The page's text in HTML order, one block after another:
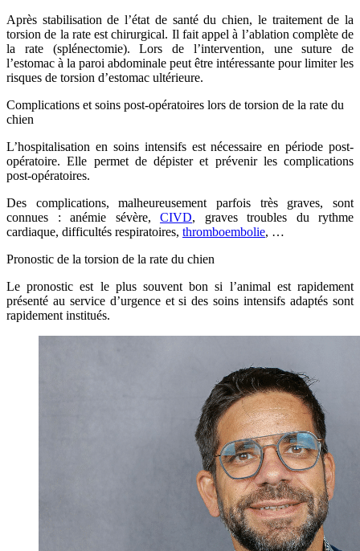
Après stabilisation de l’état de santé du chien, le traitement de la
torsion de la rate est chirurgical. Il fait appel à l’ablation complète de
la rate (splénectomie). Lors de l’intervention, une suture de
l’estomac à la paroi abdominale peut être intéressante pour limiter les
risques de torsion d’estomac ultérieure.
Complications et soins post-opératoires lors de torsion de la rate du
chien
L’hospitalisation en soins intensifs est nécessaire en période post-
opératoire. Elle permet de dépister et prévenir les complications
post-opératoires.
Des complications, malheureusement parfois très graves, sont
connues : anémie sévère, CIVD, graves troubles du rythme
cardiaque, difficultés respiratoires, thromboembolie, …
Pronostic de la torsion de la rate du chien
Le pronostic est le plus souvent bon si l’animal est rapidement
présenté au service d’urgence et si des soins intensifs adaptés sont
rapidement institués.